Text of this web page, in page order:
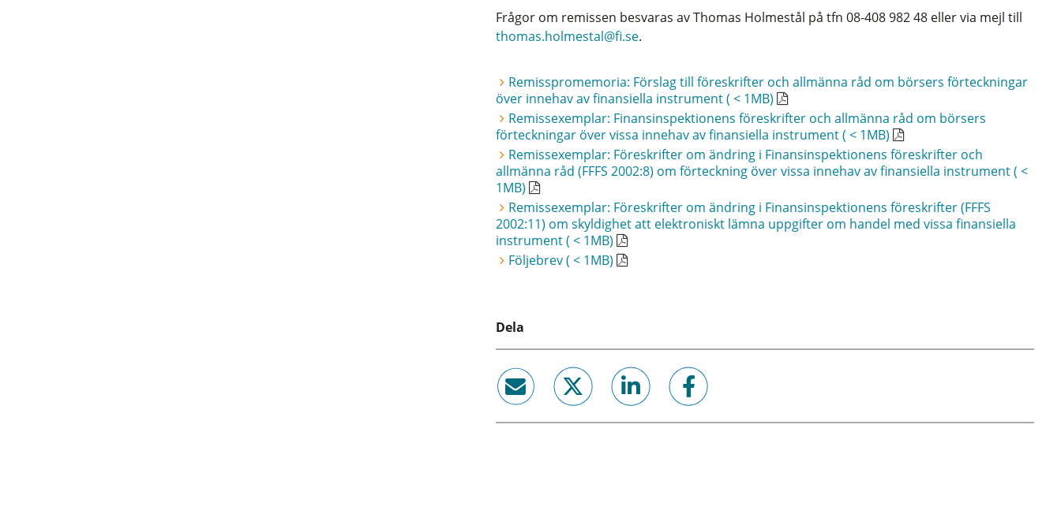
Frågor om remissen besvaras av Thomas Holmestål på tfn 08-408 982 48 eller via mejl till
thomas.holmestal@fi.se.
Remisspromemoria: Förslag till föreskrifter och allmänna råd om börsers förteckningar
över innehav av finansiella instrument ( < 1MB)
Remissexemplar: Finansinspektionens föreskrifter och allmänna råd om börsers
förteckningar över vissa innehav av finansiella instrument ( < 1MB)
Remissexemplar: Föreskrifter om ändring i Finansinspektionens föreskrifter och
allmänna råd (FFFS 2002:8) om förteckning över vissa innehav av finansiella instrument ( <
1MB)
Remissexemplar: Föreskrifter om ändring i Finansinspektionens föreskrifter (FFFS
2002:11) om skyldighet att elektroniskt lämna uppgifter om handel med vissa finansiella
instrument ( < 1MB)
Följebrev ( < 1MB)
Dela